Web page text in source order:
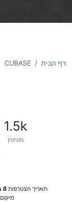
דף הבית CUBASE
1.5k
מוניטין
תאריך הצטרפות 8 במאי 2024, 12:03
מיקום